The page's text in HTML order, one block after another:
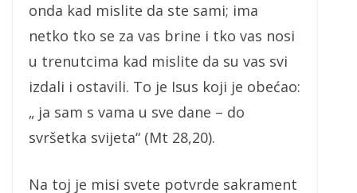
onda kad mislite da ste sami; ima
netko tko se za vas brine i tko vas nosi
u trenutcima kad mislite da su vas svi
izdali i ostavili. To je Isus koji je obećao:
„ ja sam s vama u sve dane – do
svršetka svijeta“ (Mt 28,20).
Na toj je misi svete potvrde sakrament